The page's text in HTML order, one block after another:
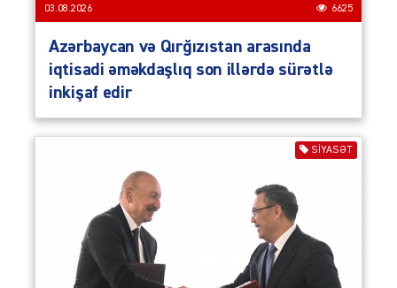
03.08.2026 6625
Azərbaycan və Qırğızıstan arasında
iqtisadi əməkdaşlıq son illərdə sürətlə
inkişaf edir
SIYASƏT